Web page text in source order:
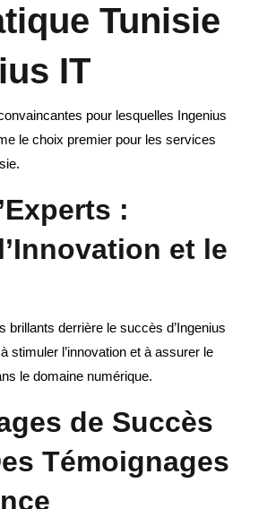
Tunisie
IT
pour lesquelles Ingenius
le choix premier pour les services
:
et le
brillants derrière le succès d’Ingenius
stimuler l’innovation et à assurer le
le domaine numérique.
de Succès
Témoignages